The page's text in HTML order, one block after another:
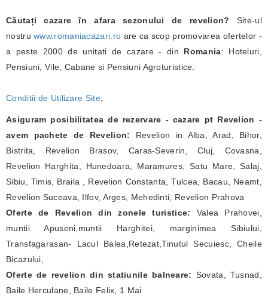
Căutați cazare în afara sezonului de revelion? Site-ul
nostruwww.romaniacazari.ro are ca scop promovarea ofertelor -
a peste 2000 de unitati de cazare - din Romania: Hoteluri,
Pensiuni, Vile, Cabane si Pensiuni Agroturistice.
Conditii de Utilizare Site;
Asiguram posibilitatea de rezervare - cazare pt Revelion -
avem pachete de Revelion: Revelion in Alba, Arad, Bihor,
Bistrita, Revelion Brasov, Caras-Severin, Cluj, Covasna,
Revelion Harghita, Hunedoara, Maramures, Satu Mare, Salaj,
Sibiu, Timis, Braila , Revelion Constanta, Tulcea, Bacau, Neamt,
Revelion Suceava, Ilfov, Arges, Mehedinti, Revelion Prahova
Oferte de Revelion din zonele turistice: Valea Prahovei,
muntii Apuseni,muntii Harghitei, marginimea Sibiului,
Transfagarasan- Lacul Balea,Retezat,Tinutul Secuiesc, Cheile
Bicazului,
Oferte de revelion din statiunile balneare: Sovata, Tusnad,
Baile Herculane, Baile Felix, 1 Mai